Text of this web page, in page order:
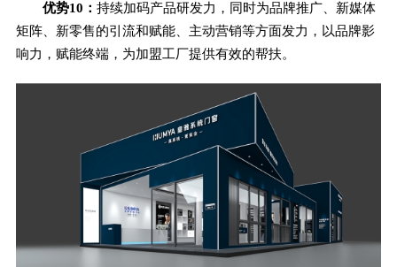
优势10： 持续加码产品研发力，同时为品牌推广、新媒体
矩阵、新零售的引流和赋能、主动营销等方面发力，以品牌影
响力，赋能终端，为加盟工厂提供有效的帮扶。